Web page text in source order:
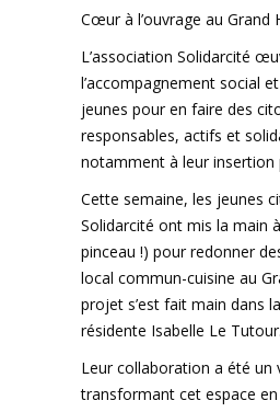
Cœur à l’ouvrage au Grand
L’association Solidarcité
l’accompagnement social
jeunes pour en faire des
responsables, actifs et
notamment à leur insertion
Cette semaine, les jeunes
Solidarcité ont mis la main
pinceau !) pour redonner
local commun-cuisine au
projet s’est fait main dans
résidente Isabelle Le Tutour.
Leur collaboration a été un
transformant cet espace